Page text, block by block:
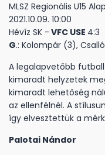
MLSZ Regionális U15
2021.10.09. 10:00
Hévíz SK - VFC USE 4:3
G.: Kolompár (3),
A legalapvetőbb
kimaradt helyzetek
kimaradt lehetőség
az ellenfélnél. A
így elvesztettük a
Palotai Nándor